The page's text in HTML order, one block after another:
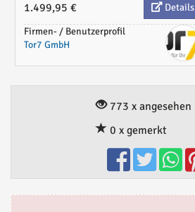
1.499,95 €
Details
Firmen- / Benutzerprofil
Tor7 GmbH
773 x angesehen
0 x gemerkt